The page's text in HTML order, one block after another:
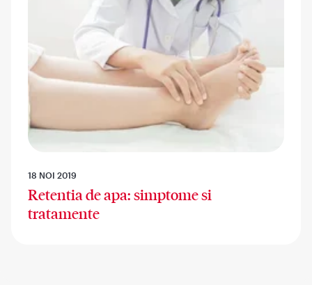
18 NOI 2019
Retentia de apa: simptome si
tratamente